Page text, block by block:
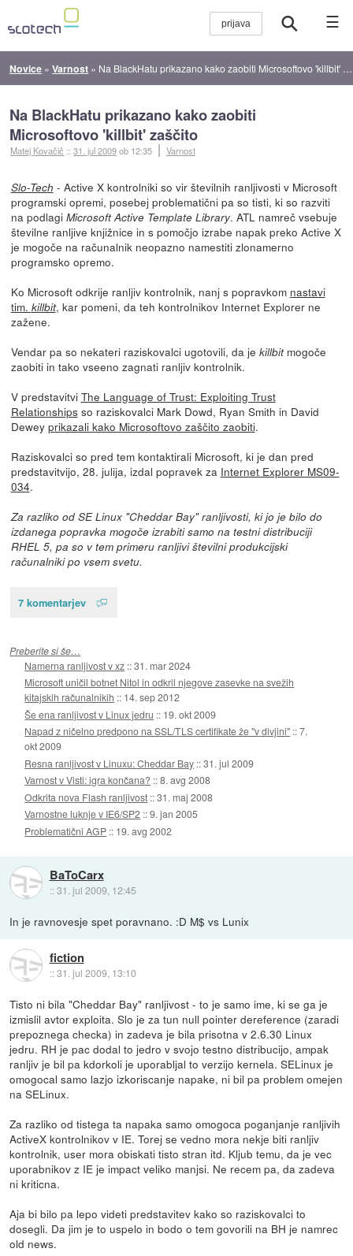
☰
Novice »Varnost » Na BlackHatu prikazano kako zaobiti Microsoftovo 'killbit' zaščito
Na BlackHatu prikazano kako zaobiti
Microsoftovo 'killbit' zaščito
Matej Kovačič ::31. jul 2009ob 12:35 Varnost
Slo-Tech - Active X kontrolniki so vir številnih ranljivosti v Microsoft
programski opremi, posebej problematični pa so tisti, ki so razviti
na podlagi Microsoft Active Template Library. ATL namreč vsebuje
številne ranljive knjižnice in s pomočjo izrabe napak preko Active X
je mogoče na računalnik neopazno namestiti zlonamerno
programsko opremo.
Ko Microsoft odkrije ranljiv kontrolnik, nanj s popravkom nastavi
tim. killbit, kar pomeni, da teh kontrolnikov Internet Explorer ne
zažene.
Vendar pa so nekateri raziskovalci ugotovili, da je killbitmogoče
zaobiti in tako vseeno zagnati ranljiv kontrolnik.
V predstavitvi The Language of Trust: Exploiting Trust
Relationshipsso raziskovalci Mark Dowd, Ryan Smith in David
Dewey prikazali kako Microsoftovo zaščito zaobiti.
Raziskovalci so pred tem kontaktirali Microsoft, ki je dan pred
predstavitvijo, 28. julija, izdal popravek za Internet Explorer MS09-
034.
Za razliko od SE Linux "Cheddar Bay" ranljivosti, ki jo je bilo do
izdanega popravka mogoče izrabiti samo na testni distribuciji
RHEL 5, pa so v tem primeru ranljivi številni produkcijski
računalniki po vsem svetu.
7 komentarjev
Preberite si še…
Namerna ranljivost v xz ::31. mar 2024
Microsoft uničil botnet Nitol in odkril njegove zasevke na svežih
kitajskih računalnikih :: 14. sep 2012
Še ena ranljivost v Linux jedru :: 19. okt 2009
Napad z ničelno predpono na SSL/TLS certifikate že "v divjini" ::7.
okt 2009
Resna ranljivost v Linuxu: Cheddar Bay ::31. jul 2009
Varnost v Visti: igra končana? ::8. avg 2008
Odkrita nova Flash ranljivost ::31. maj 2008
Varnostne luknje v IE6/SP2 ::9. jan 2005
Problematični AGP :: 19. avg 2002
BaToCarx
::31. jul 2009, 12:45
In je ravnovesje spet poravnano. :D M$ vs Lunix
fiction
::31. jul 2009, 13:10
Tisto ni bila "Cheddar Bay" ranljivost - to je samo ime, ki se ga je
izmislil avtor exploita. Slo je za tun null pointer dereference (zaradi
prepoznega checka) in zadeva je bila prisotna v 2.6.30 Linux
jedru. RH je pac dodal to jedro v svojo testno distribucijo, ampak
ranljiv je bil pa kdorkoli je uporabljal to verzijo kernela. SELinux je
omogocal samo lazjo izkoriscanje napake, ni bil pa problem omejen
na SELinux.
Za razliko od tistega ta napaka samo omogoca poganjanje ranljivih
ActiveX kontrolnikov v IE. Torej se vedno mora nekje biti ranljiv
kontrolnik, user mora obiskati tisto stran itd. Kljub temu, da je vec
uporabnikov z IE je impact veliko manjsi. Ne recem pa, da zadeva
ni kriticna.
Aja bi bilo pa lepo videti predstavitev kako so raziskovalci to
dosegli. Da jim je to uspelo in bodo o tem govorili na BH je namrec
old news.